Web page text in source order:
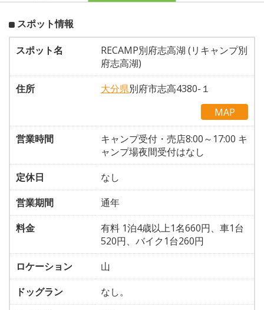
スポット情報
スポット名
RECAMP別府志高湖 (リキャンプ別
府志高湖)
住所
大分県別府市志高4380-１
MAP
営業時間
キャンプ受付・売店8:00～17:00 キ
ャンプ場夜間受付はなし
定休日
なし
営業期間
通年
料金
有料 1泊4歳以上1名660円、車1台
520円、バイク1台260円
ロケーション
山
ドッグラン
なし。